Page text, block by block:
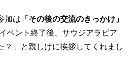
加は 「その後の交流のきっかけ」
ベント終了後、サウジアラビア
？」と親しげに挨拶してくれまし